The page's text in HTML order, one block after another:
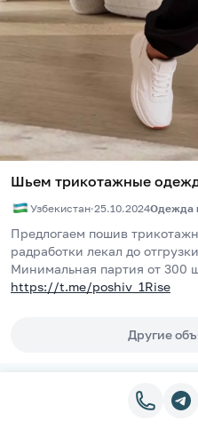
Шьем трикотажные
Узбекистан·25.10.2024Одежда
Предлогаем пошив
радработки лекал до
https://t.me/poshiv_1Rise
Другие